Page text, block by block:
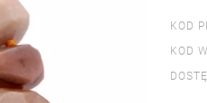
KOD
KOD